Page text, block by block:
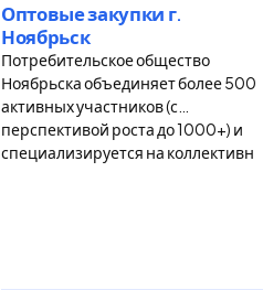
Оптовые закупки г.
Ноябрьск
Потребительское общество
Ноябрьска объединяет более 500
активных участников (с
перспективой роста до 1000+) и
специализируется на коллективн